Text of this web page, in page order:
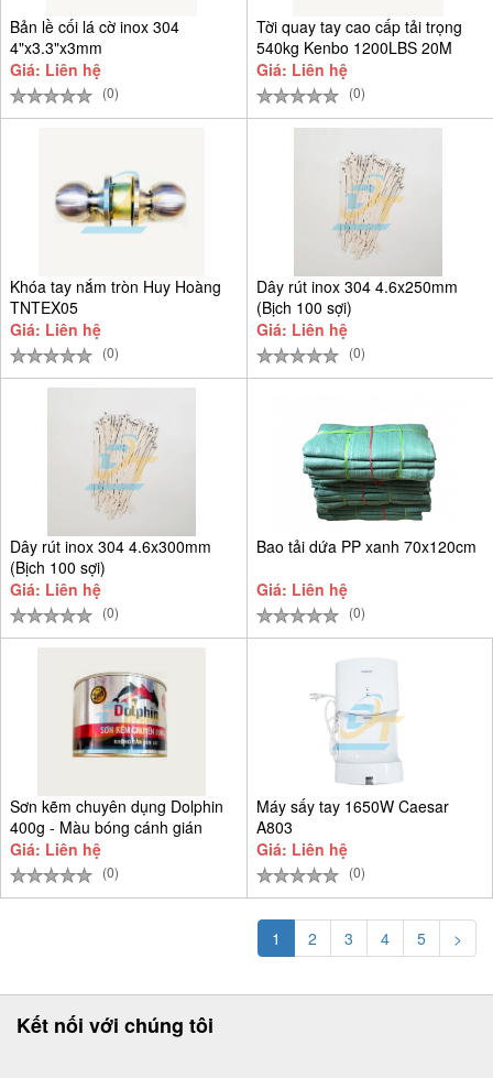
Bản lề cối lá cờ inox 304
4"x3.3"x3mm
Giá: Liên hệ
(0)
Tời quay tay cao cấp tải trọng
540kg Kenbo 1200LBS 20M
Giá: Liên hệ
(0)
Khóa tay nắm tròn Huy Hoàng
TNTEX05
Giá: Liên hệ
(0)
Dây rút inox 304 4.6x250mm
(Bịch 100 sợi)
Giá: Liên hệ
(0)
Dây rút inox 304 4.6x300mm
(Bịch 100 sợi)
Giá: Liên hệ
(0)
Bao tải dứa PP xanh 70x120cm
Giá: Liên hệ
(0)
Sơn kẽm chuyên dụng Dolphin
400g - Màu bóng cánh gián
Giá: Liên hệ
(0)
Máy sấy tay 1650W Caesar
A803
Giá: Liên hệ
(0)
1 2 3 4 5 >
Kết nối với chúng tôi